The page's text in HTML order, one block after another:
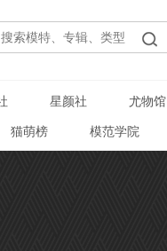
星颜社 尤物馆
猫萌榜 模范学院